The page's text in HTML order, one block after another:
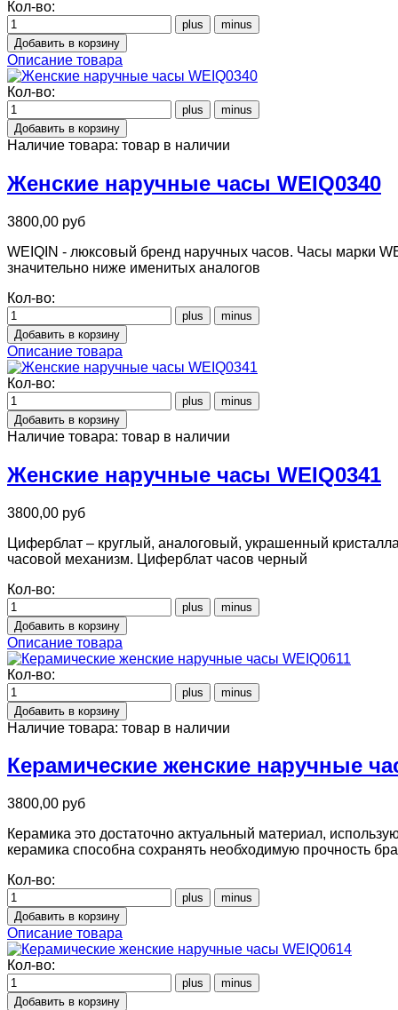
Кол-во:
Описание товара
Кол-во:
Наличие товара: товар в наличии
Женские наручные часы WEIQ0340
3800,00 руб
WEIQIN - люксовый бренд наручных часов. Часы марки
значительно ниже именитых аналогов
Кол-во:
Описание товара
Кол-во:
Наличие товара: товар в наличии
Женские наручные часы WEIQ0341
3800,00 руб
Циферблат – круглый, аналоговый, украшенный
часовой механизм. Циферблат часов черный
Кол-во:
Описание товара
Кол-во:
Наличие товара: товар в наличии
Керамические женские наручные
3800,00 руб
Керамика это достаточно актуальный материал,
керамика способна сохранять необходимую прочность
Кол-во:
Описание товара
Кол-во: